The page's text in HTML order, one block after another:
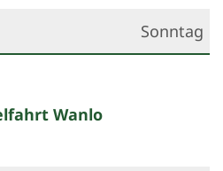
Sonntag
Wanlo